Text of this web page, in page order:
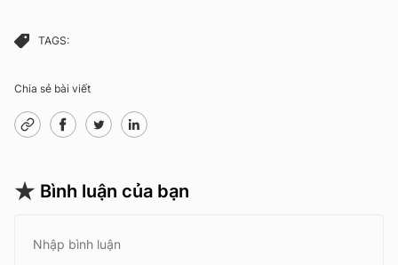
TAGS:
Chia sẻ bài viết
Bình luận của bạn